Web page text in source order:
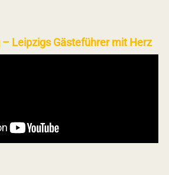
Leipzigs Gästeführer mit Herz